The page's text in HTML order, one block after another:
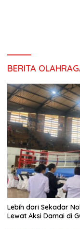
BERITA
Lebih dari Sekadar
Lewat Aksi Damai di